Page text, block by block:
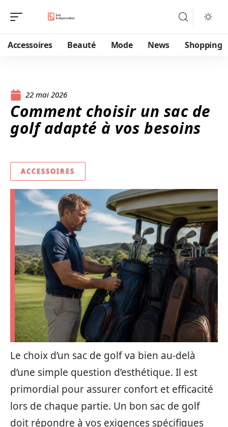
Accessoires Beauté Mode News Shopping
22 mai 2026
Comment choisir un sac de
golf adapté à vos besoins
ACCESSOIRES
Le choix d’un sac de golf va bien au-delà
d’une simple question d’esthétique. Il est
primordial pour assurer confort et efficacité
lors de chaque partie. Un bon sac de golf
doit répondre à vos exigences spécifiques